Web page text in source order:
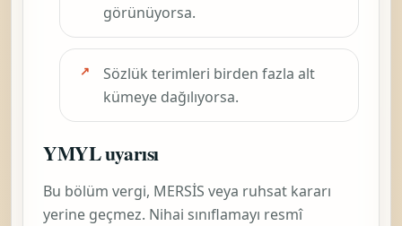
görünüyorsa.
Sözlük terimleri birden fazla alt
kümeye dağılıyorsa.
YMYL uyarısı
Bu bölüm vergi, MERSİS veya ruhsat kararı
yerine geçmez. Nihai sınıflamayı resmî